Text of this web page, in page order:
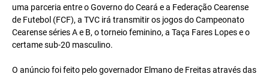
uma parceria entre o Governo do Ceará e a Federação Cearense
de Futebol (FCF), a TVC irá transmitir os jogos do Campeonato
Cearense séries A e B, o torneio feminino, a Taça Fares Lopes e o
certame sub-20 masculino.
O anúncio foi feito pelo governador Elmano de Freitas através das